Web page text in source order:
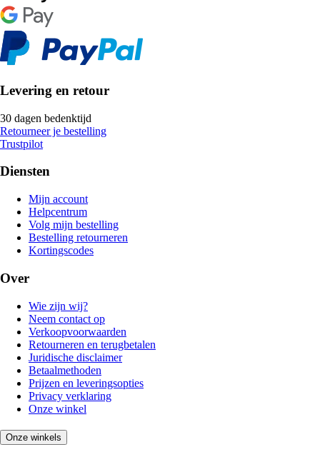
Levering en retour
30 dagen bedenktijd
Retourneer je bestelling
Trustpilot
Diensten
Mijn account
Helpcentrum
Volg mijn bestelling
Bestelling retourneren
Kortingscodes
Over
Wie zijn wij?
Neem contact op
Verkoopvoorwaarden
Retourneren en terugbetalen
Juridische disclaimer
Betaalmethoden
Prijzen en leveringsopties
Privacy verklaring
Onze winkel
Onze winkels